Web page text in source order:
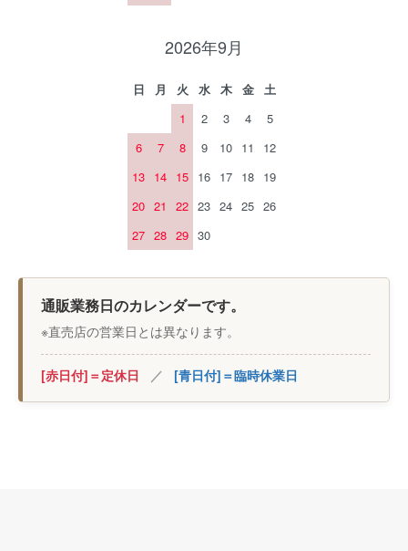
2026年9月
日 月 火 水 木 金
土
1
2 3 4
5
6
7 8 9 10 11
12
13 14 15 16 17 18 19
20 21 22 23 24 25 26
27 28 29 30
通販業務日のカレンダーです。
※直売店の営業日とは異なります。
[赤日付]＝定休日 ／ [青日付]＝臨時休業日